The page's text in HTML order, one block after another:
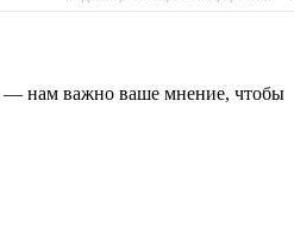
— нам важно ваше мнение, чтобы